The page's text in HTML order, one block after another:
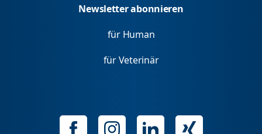
Newsletter abonnieren
für Human
für Veterinär